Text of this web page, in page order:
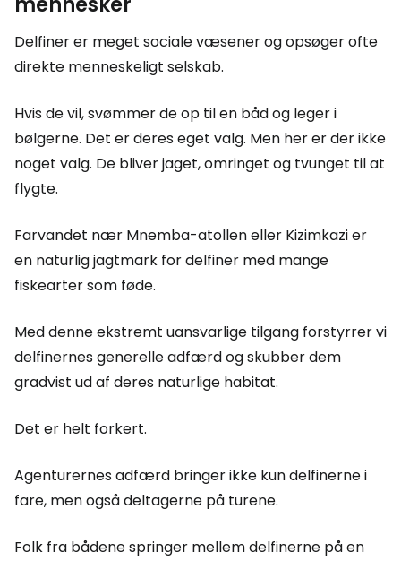
Delfiner er meget sociale væsener og opsøger ofte
direkte menneskeligt selskab.
Hvis de vil, svømmer de op til en båd og leger i
bølgerne. Det er deres eget valg. Men her er der ikke
noget valg. De bliver jaget, omringet og tvunget til at
flygte.
Farvandet nær Mnemba-atollen eller Kizimkazi er
en naturlig jagtmark for delfiner med mange
fiskearter som føde.
Med denne ekstremt uansvarlige tilgang forstyrrer vi
delfinernes generelle adfærd og skubber dem
gradvist ud af deres naturlige habitat.
Det er helt forkert.
Agenturernes adfærd bringer ikke kun delfinerne i
fare, men også deltagerne på turene.
Folk fra bådene springer mellem delfinerne på en